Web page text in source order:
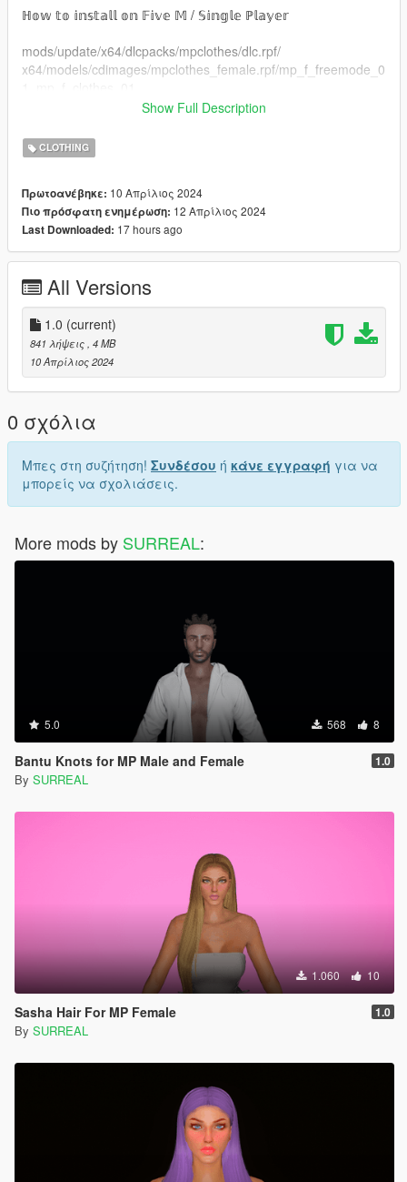
ℍ𝕠𝕨 𝕥𝕠 𝕚𝕟𝕤𝕥𝕒𝕝𝕝 𝕠𝕟 𝔽𝕚𝕧𝕖 𝕄 / 𝕊𝕚𝕟𝕘𝕝𝕖 ℙ𝕝𝕒𝕪𝕖𝕣
mods/update/x64/dlcpacks/mpclothes/dlc.rpf/
x64/models/cdimages/mpclothes_female.rpf/mp_f_freemode_0
characters-step-by-step-for-dummies/1048980
Show Full Description
CLOTHING
Πρωτοανέβηκε: 10 Απρίλιος 2024
Πιο πρόσφατη ενημέρωση: 12 Απρίλιος 2024
Last Downloaded: 17 hours ago
All Versions
1.0 (current)
841 λήψεις , 4 MB
10 Απρίλιος 2024
0 σχόλια
Μπες στη συζήτηση! Συνδέσου ή κάνε εγγραφή για να
μπορείς να σχολιάσεις.
More mods by SURREAL:
5.0 568 8
Bantu Knots for MP Male and Female 1.0
By SURREAL
1.060 10
Sasha Hair For MP Female 1.0
By SURREAL